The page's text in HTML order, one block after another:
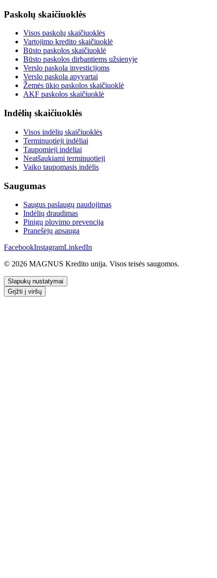
Paskolų skaičiuoklės
Visos paskolų skaičiuoklės
Vartojimo kredito skaičiuoklė
Būsto paskolos skaičiuoklė
Būsto paskolos dirbantiems užsienyje
Verslo paskola investicijoms
Verslo paskola apyvartai
Žemės ūkio paskolos skaičiuoklė
AKF paskolos skaičiuoklė
Indėlių skaičiuoklės
Visos indėlių skaičiuoklės
Terminuotieji indėliai
Taupomieji indėliai
Neatšaukiami terminuotieji
Vaiko taupomasis indėlis
Saugumas
Saugus paslaugų naudojimas
Indėlių draudimas
Pinigų plovimo prevencija
Pranešėjų apsauga
FacebookInstagramLinkedIn
© 2026 MAGNUS Kredito unija. Visos teisės saugomos.
Slapukų nustatymai
Grįžti į viršų